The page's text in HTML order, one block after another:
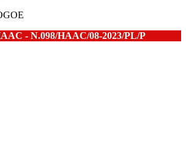
- N.098/HAAC/08-2023/PL/P